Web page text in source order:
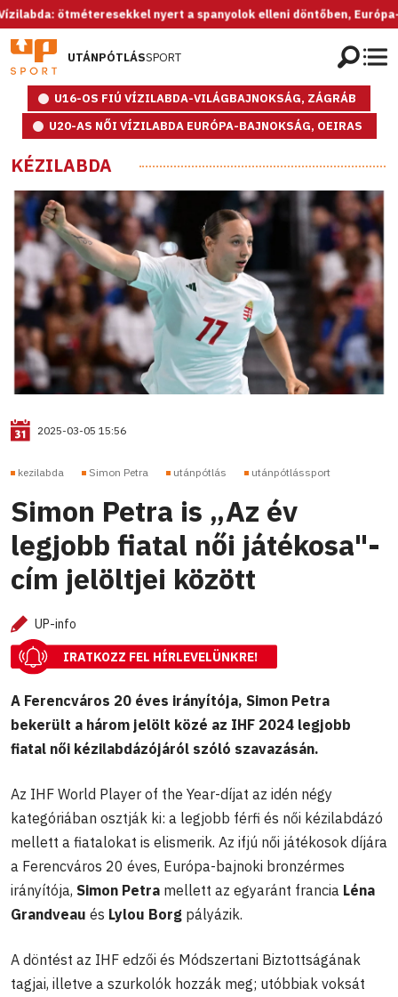
ötméteresekkel nyert a spanyolok elleni döntőben, Európa-
UTÁNPÓTLÁSSPORT
U16-OS FIÚ VÍZILABDA-VILÁGBAJNOKSÁG, ZÁGRÁB
U20-AS NŐI VÍZILABDA EURÓPA-BAJNOKSÁG, OEIRAS
KÉZILABDA
2025-03-05 15:56
kezilabda Simon Petra utánpótlás utánpótlássport
Simon Petra is „Az év
legjobb fiatal női játékosa"-
cím jelöltjei között
UP-info
IRATKOZZ FEL HÍRLEVELÜNKRE!
A Ferencváros 20 éves irányítója, Simon Petra
bekerült a három jelölt közé az IHF 2024 legjobb
fiatal női kézilabdázójáról szóló szavazásán.
Az IHF World Player of the Year-díjat az idén négy
kategóriában osztják ki: a legjobb férfi és női kézilabdázó
mellett a fiatalokat is elismerik. Az ifjú női játékosok díjára
a Ferencváros 20 éves, Európa-bajnoki bronzérmes
irányítója, Simon Petra mellett az egyaránt francia Léna
Grandveau és Lylou Borg pályázik.
A döntést az IHF edzői és Módszertani Biztottságának
tagjai, illetve a szurkolók hozzák meg; utóbbiak voksát